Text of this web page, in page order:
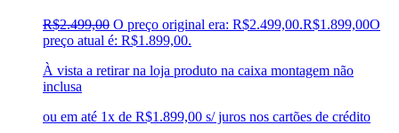
R$2.499,00 O preço original era: R$2.499,00.R$1.899,00O
preço atual é: R$1.899,00.
À vista a retirar na loja produto na caixa montagem não
inclusa
ou em até 1x de R$1.899,00 s/ juros nos cartões de crédito